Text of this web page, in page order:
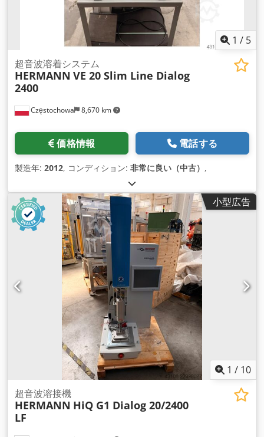
1 / 5
Częstochowa 8,670 km
超音波溶着システム
HERMANN VE 20 Slim Line Dialog
2400
価格情報 電話する
製造年: 2012, コンディション: 非常に良い（中古） ,
小型広告
1 / 10
超音波溶接機
HERMANN HiQ G1 Dialog 20/2400
LF